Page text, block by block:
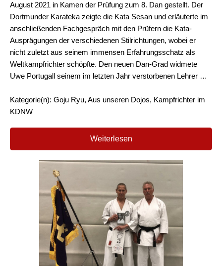
August 2021 in Kamen der Prüfung zum 8. Dan gestellt. Der
Dortmunder Karateka zeigte die Kata Sesan und erläuterte im
anschließenden Fachgespräch mit den Prüfern die Kata-
Ausprägungen der verschiedenen Stilrichtungen, wobei er
nicht zuletzt aus seinem immensen Erfahrungsschatz als
Weltkampfrichter schöpfte. Den neuen Dan-Grad widmete
Uwe Portugall seinem im letzten Jahr verstorbenen Lehrer …
Kategorie(n): Goju Ryu, Aus unseren Dojos, Kampfrichter im
KDNW
Weiterlesen